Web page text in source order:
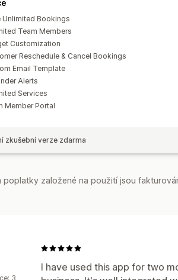
Unlimited Bookings
Team Members
Customization
Reschedule & Cancel Bookings
Email Template
Alerts
Services
Member Portal
zkušební verze zdarma
založené na použití jsou
I have used this app for two
3